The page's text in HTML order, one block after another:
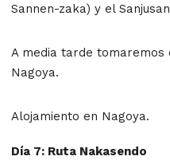
Sannen-zaka) y el
A media tarde
Nagoya.
Alojamiento en Nagoya.
Día 7: Ruta Nakasendo